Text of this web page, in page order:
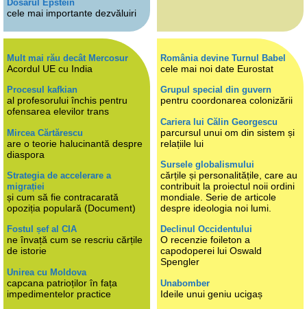
Dosarul Epstein
cele mai importante dezvăluiri
Mult mai rău decât Mercosur
Acordul UE cu India
Procesul kafkian
al profesorului închis pentru
ofensarea elevilor trans
Mircea Cărtărescu
are o teorie halucinantă despre
diaspora
Strategia de accelerare a
migrației
și cum să fie contracarată
opoziția populară (Document)
Fostul șef al CIA
ne învață cum se rescriu cărțile
de istorie
Unirea cu Moldova
capcana patrioților în fața
impedimentelor practice
România devine Turnul Babel
cele mai noi date Eurostat
Grupul special din guvern
pentru coordonarea colonizării
Cariera lui Călin Georgescu
parcursul unui om din sistem și
relațiile lui
Sursele globalismului
cărțile și personalitățile, care au
contribuit la proiectul noii ordini
mondiale. Serie de articole
despre ideologia noi lumi.
Declinul Occidentului
O recenzie foileton a
capodoperei lui Oswald
Spengler
Unabomber
Ideile unui geniu ucigaș